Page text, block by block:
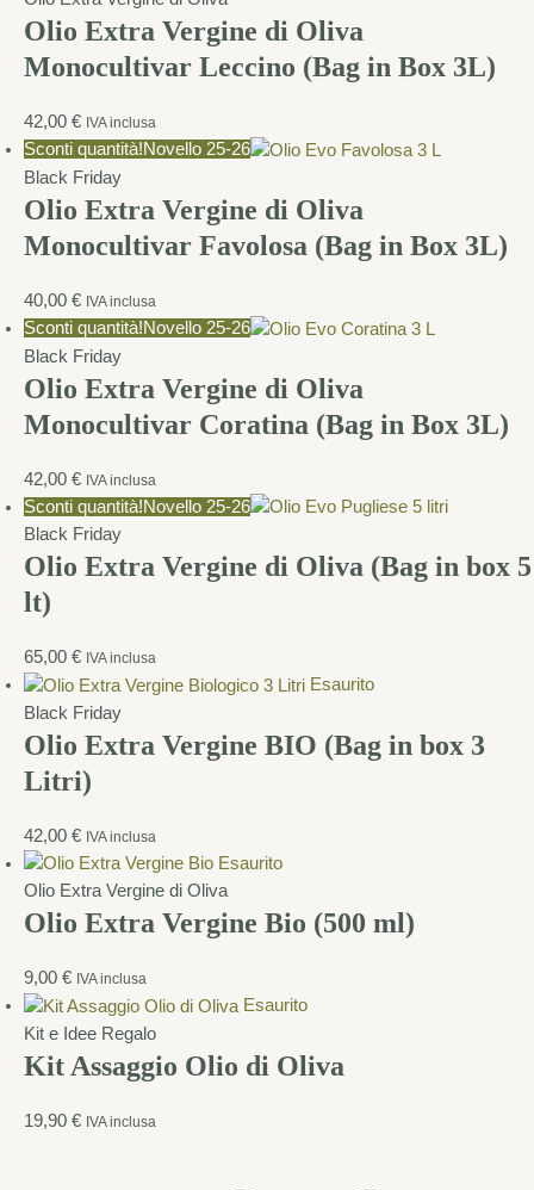
Olio Extra Vergine di Oliva
Monocultivar Leccino (Bag in Box 3L)
42,00 € IVA inclusa
Sconti quantità!Novello 25-26
Black Friday
Olio Extra Vergine di Oliva
Monocultivar Favolosa (Bag in Box 3L)
40,00 € IVA inclusa
Sconti quantità!Novello 25-26
Black Friday
Olio Extra Vergine di Oliva
Monocultivar Coratina (Bag in Box 3L)
42,00 € IVA inclusa
Sconti quantità!Novello 25-26
Black Friday
Olio Extra Vergine di Oliva (Bag in box 5
lt)
65,00 € IVA inclusa
Esaurito
Black Friday
Olio Extra Vergine BIO (Bag in box 3
Litri)
42,00 € IVA inclusa
Esaurito
Olio Extra Vergine di Oliva
Olio Extra Vergine Bio (500 ml)
9,00 € IVA inclusa
Esaurito
Kit e Idee Regalo
Kit Assaggio Olio di Oliva
19,90 € IVA inclusa